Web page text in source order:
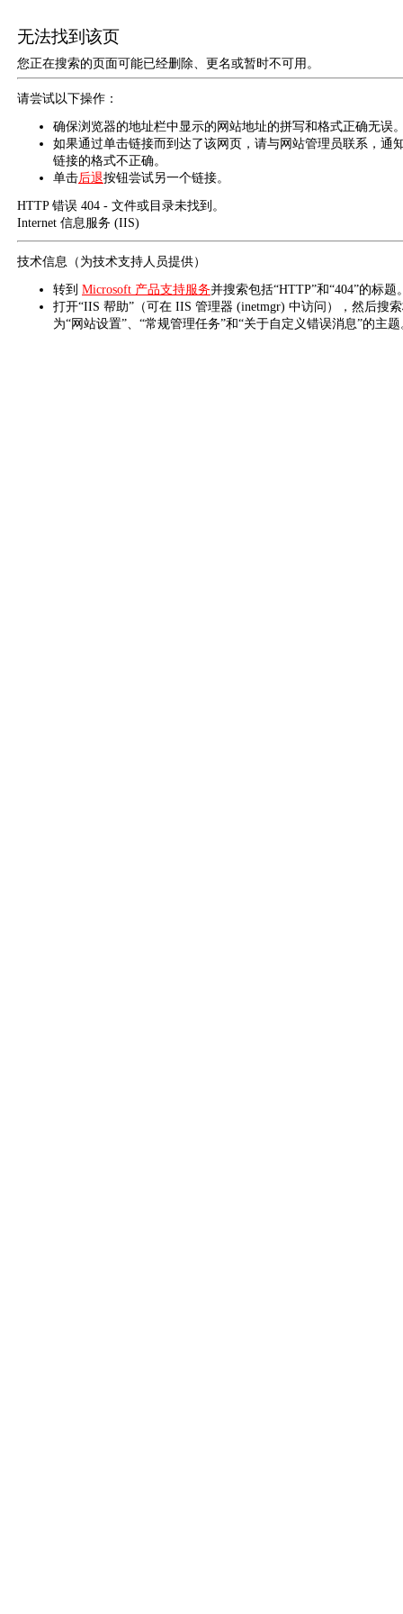
无法找到该页
您正在搜索的页面可能已经删除、更名或暂时不可用。
请尝试以下操作：
确保浏览器的地址栏中显示的网站地址的拼写和格式正确无误
如果通过单击链接而到达了该网页，请与网站管理员联系，通
链接的格式不正确。
单击后退按钮尝试另一个链接。
HTTP 错误 404 - 文件或目录未找到。
Internet 信息服务 (IIS)
技术信息（为技术支持人员提供）
转到 Microsoft 产品支持服务并搜索包括“HTTP”和“404”的标题
打开“IIS 帮助”（可在 IIS 管理器 (inetmgr) 中访问），然后搜
为“网站设置”、“常规管理任务”和“关于自定义错误消息”的主题